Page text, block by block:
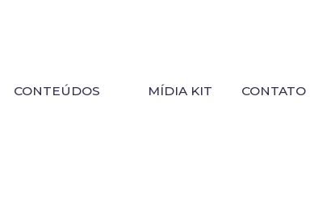
CONTEÚDOS MÍDIA KIT CONTATO